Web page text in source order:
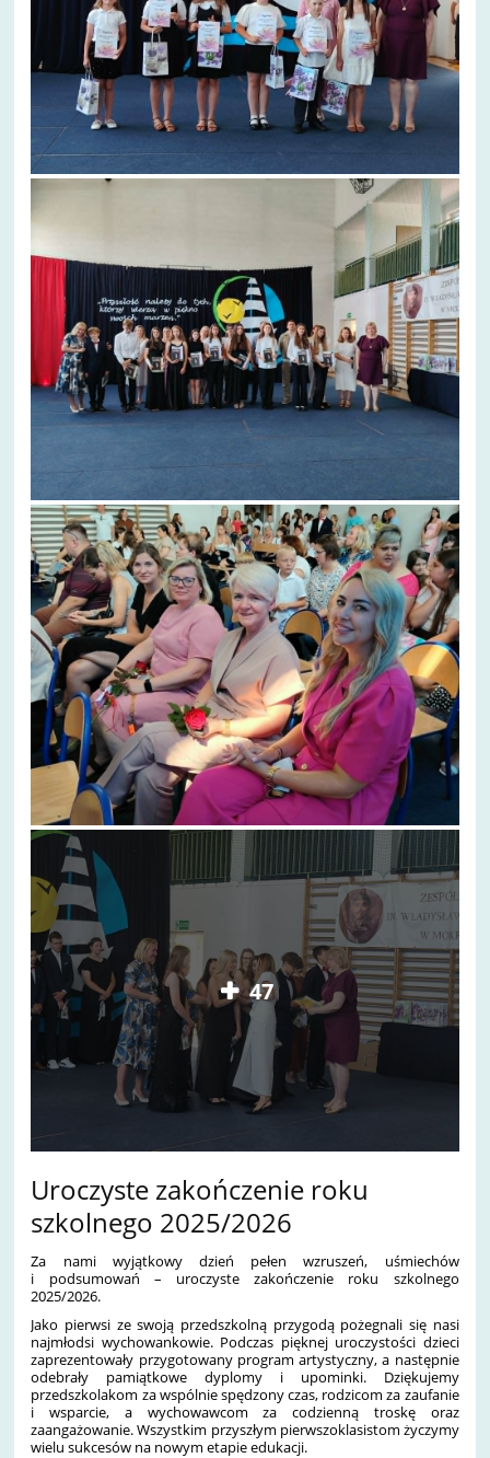
47
Uroczyste zakończenie roku
szkolnego 2025/2026
Za nami wyjątkowy dzień pełen wzruszeń, uśmiechów
i podsumowań – uroczyste zakończenie roku szkolnego
2025/2026.
Jako pierwsi ze swoją przedszkolną przygodą pożegnali się nasi
najmłodsi wychowankowie. Podczas pięknej uroczystości dzieci
zaprezentowały przygotowany program artystyczny, a następnie
odebrały pamiątkowe dyplomy i upominki. Dziękujemy
przedszkolakom za wspólnie spędzony czas, rodzicom za zaufanie
i wsparcie, a wychowawcom za codzienną troskę oraz
zaangażowanie. Wszystkim przyszłym pierwszoklasistom życzymy
wielu sukcesów na nowym etapie edukacji.